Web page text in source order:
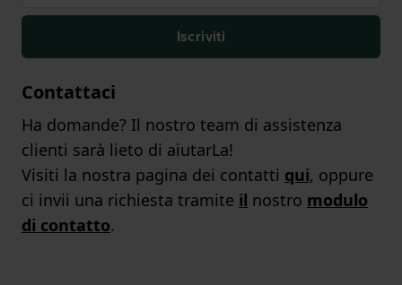
Iscriviti
Contattaci
Ha domande? Il nostro team di assistenza
clienti sarà lieto di aiutarLa!
Visiti la nostra pagina dei contatti qui, oppure
ci invii una richiesta tramite il nostro modulo
di contatto.